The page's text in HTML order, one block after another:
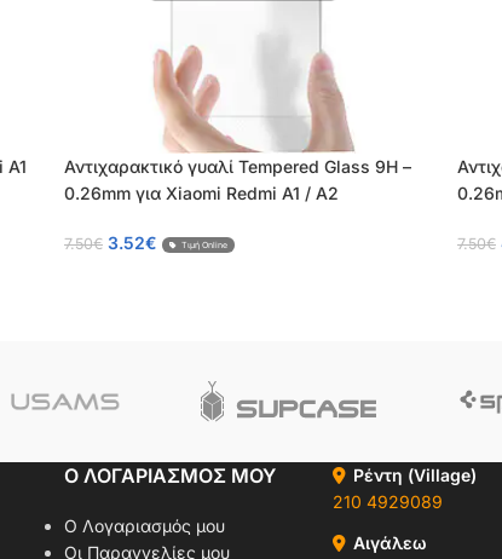
A1
Αντιχαρακτικό γυαλί Tempered Glass 9H –
0.26mm για Xiaomi Redmi A1 / A2
7.50€ 3.52€ Τιμή Online 7.50€
Ο ΛΟΓΑΡΙΑΣΜΟΣ ΜΟΥ
Ο Λογαριασμός μου
Οι Παραγγελίες μου
Ρέντη (Village)
210 4929089
Αιγάλεω